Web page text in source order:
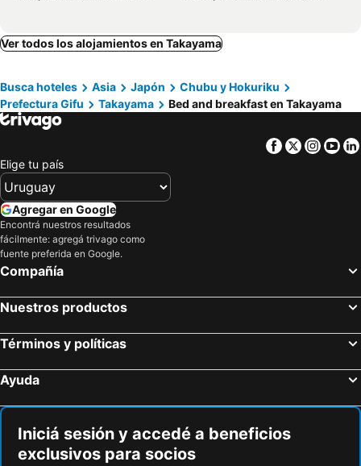
Ver todos los alojamientos en Takayama
Busca hoteles Asia Japón
Chubu y Hokuriku
Prefectura Gifu
Takayama Bed and breakfast en Takayama
Facebook
Twitter
Elige tu país
Agregar en Google
Encontrá nuestros resultados
fácilmente: agregá trivago como
fuente preferida en Google.
Compañía
Nuestros productos
Términos y políticas
Ayuda
Iniciá sesión y accedé a beneficios
exclusivos para socios